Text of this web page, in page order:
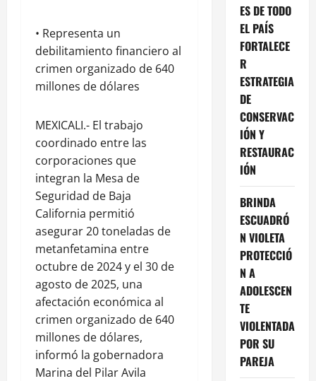
• Representa un
debilitamiento financiero al
crimen organizado de 640
millones de dólares
MEXICALI.- El trabajo
coordinado entre las
corporaciones que
integran la Mesa de
Seguridad de Baja
California permitió
asegurar 20 toneladas de
metanfetamina entre
octubre de 2024 y el 30 de
agosto de 2025, una
afectación económica al
crimen organizado de 640
millones de dólares,
informó la gobernadora
Marina del Pilar Avila
ES DE TODO
EL PAÍS
FORTALECE
R
ESTRATEGIA
DE
CONSERVAC
IÓN Y
RESTAURAC
IÓN
BRINDA
ESCUADRÓ
N VIOLETA
PROTECCIÓ
N A
ADOLESCEN
TE
VIOLENTADA
POR SU
PAREJA